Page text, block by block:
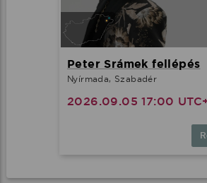
Peter Srámek fellépés
Nyírmada, Szabadér
2026.09.05 17:00